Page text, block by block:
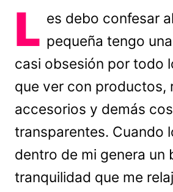
L es debo confesar
pequeña tengo
casi obsesión por todo
que ver con productos,
accesorios y demás
transparentes. Cuando
dentro de mi genera un
tranquilidad que me